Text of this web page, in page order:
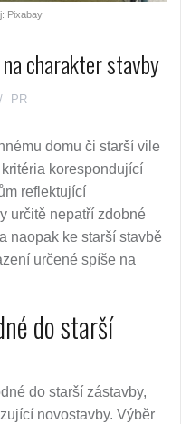
Pixabay
charakter stavby
PR
domu či starší vile
korespondující
reflektující
určitě nepatří zdobné
naopak ke starší stavbě
určené spíše na
do starší
do starší zástavby,
novostavby. Výběr